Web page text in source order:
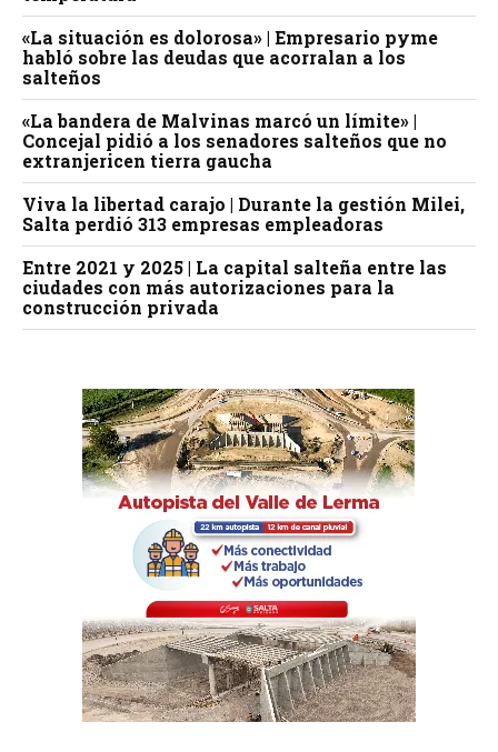
«La situación es dolorosa» | Empresario pyme
habló sobre las deudas que acorralan a los
salteños
«La bandera de Malvinas marcó un límite» |
Concejal pidió a los senadores salteños que no
extranjericen tierra gaucha
Viva la libertad carajo | Durante la gestión Milei,
Salta perdió 313 empresas empleadoras
Entre 2021 y 2025 | La capital salteña entre las
ciudades con más autorizaciones para la
construcción privada